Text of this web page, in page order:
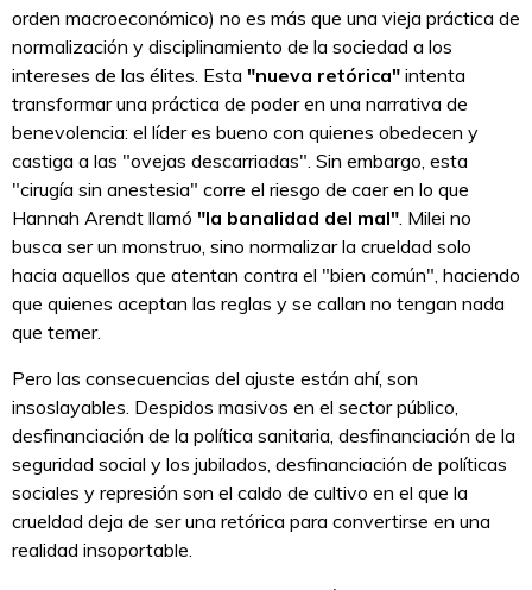
orden macroeconómico) no es más que una vieja práctica de
normalización y disciplinamiento de la sociedad a los
intereses de las élites. Esta "nueva retórica" intenta
transformar una práctica de poder en una narrativa de
benevolencia: el líder es bueno con quienes obedecen y
castiga a las "ovejas descarriadas". Sin embargo, esta
"cirugía sin anestesia" corre el riesgo de caer en lo que
Hannah Arendt llamó "la banalidad del mal". Milei no
busca ser un monstruo, sino normalizar la crueldad solo
hacia aquellos que atentan contra el "bien común", haciendo
que quienes aceptan las reglas y se callan no tengan nada
que temer.
Pero las consecuencias del ajuste están ahí, son
insoslayables. Despidos masivos en el sector público,
desfinanciación de la política sanitaria, desfinanciación de la
seguridad social y los jubilados, desfinanciación de políticas
sociales y represión son el caldo de cultivo en el que la
crueldad deja de ser una retórica para convertirse en una
realidad insoportable.